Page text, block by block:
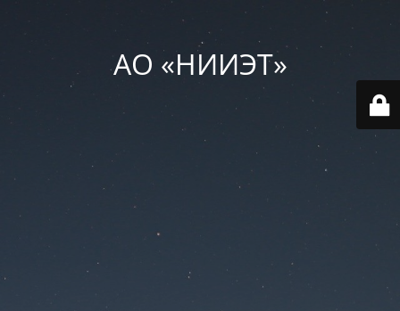
АО «НИИЭТ»